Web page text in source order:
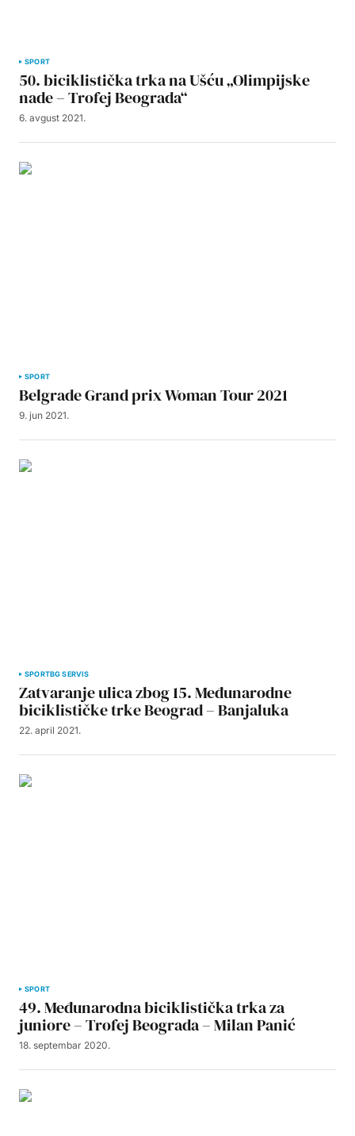
SPORT
50. biciklistička trka na Ušću „Olimpijske
nade – Trofej Beograda“
6. avgust 2021.
SPORT
Belgrade Grand prix Woman Tour 2021
9. jun 2021.
SPORTBG SERVIS
Zatvaranje ulica zbog 15. Međunarodne
biciklističke trke Beograd – Banjaluka
22. april 2021.
SPORT
49. Međunarodna biciklistička trka za
juniore – Trofej Beograda – Milan Panić
18. septembar 2020.